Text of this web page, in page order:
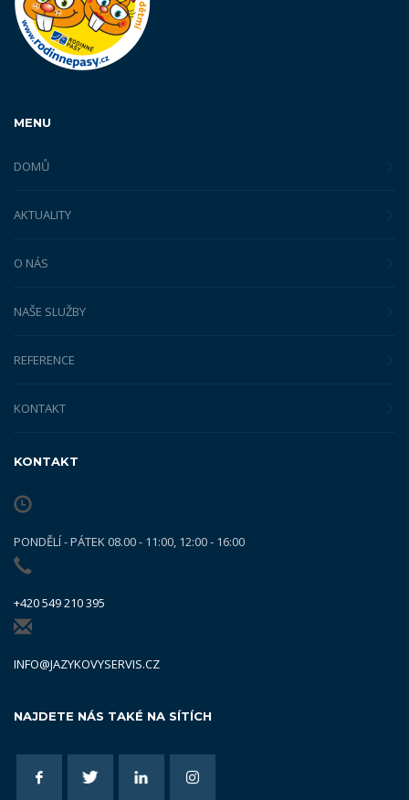
MENU
DOMŮ
AKTUALITY
O NÁS
NAŠE SLUŽBY
REFERENCE
KONTAKT
KONTAKT
PONDĚLÍ - PÁTEK 08.00 - 11:00, 12:00 - 16:00
+420 549 210 395
INFO@JAZYKOVYSERVIS.CZ
NAJDETE NÁS TAKÉ NA SÍTÍCH